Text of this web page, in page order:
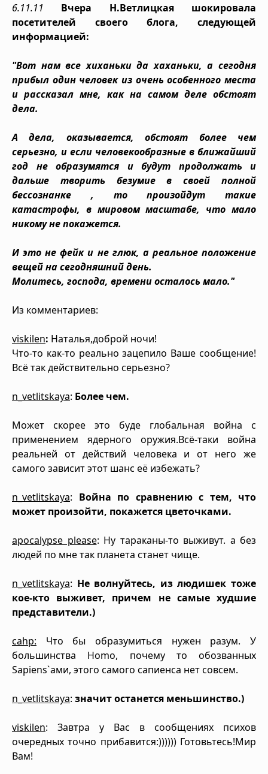
6.11.11 Вчера Н.Ветлицкая шокировала
посетителей своего блога, следующей
информацией:
"Вот нам все хиханьки да хаханьки, а сегодня
прибыл один человек из очень особенного места
и рассказал мне, как на самом деле обстоят
дела.
А дела, оказывается, обстоят более чем
серьезно, и если человекообразные в ближайший
год не образумятся и будут продолжать и
дальше творить безумие в своей полной
бессознанке , то произойдут такие
катастрофы, в мировом масштабе, что мало
никому не покажется.
И это не фейк и не глюк, а реальное положение
вещей на сегодняшний день.
Молитесь, господа, времени осталось мало."
Из комментариев:
viskilen: Наталья,доброй ночи!
Что-то как-то реально зацепило Ваше сообщение!
Всё так действительно серьезно?
n_vetlitskaya: Более чем.
Может скорее это буде глобальная война с
применением ядерного оружия.Всё-таки война
реальней от действий человека и от него же
самого зависит этот шанс её избежать?
n_vetlitskaya: Война по сравнению с тем, что
может произойти, покажется цветочками.
apocalypse please: Ну тараканы-то выживут. а без
людей по мне так планета станет чище.
n_vetlitskaya: Не волнуйтесь, из людишек тоже
кое-кто выживет, причем не самые худшие
представители.)
cahp: Что бы образумиться нужен разум. У
большинства Homo, почему то обозванных
Sapiens`ами, этого самого сапиенса нет совсем.
n_vetlitskaya: значит останется меньшинство.)
viskilen: Завтра у Вас в сообщениях психов
очередных точно прибавится:)))))) Готовьтесь!Мир
Вам!